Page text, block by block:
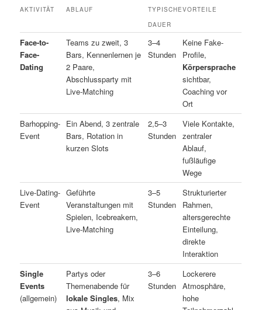
AKTIVITÄT ABLAUF
TYPISCHE
DAUER
VORTEILE
Face-to-
Face-
Dating
Teams zu zweit, 3
Bars, Kennenlernen je
2 Paare,
Abschlussparty mit
Live-Matching
3–4
Stunden
Keine Fake-
Profile,
Körpersprache
sichtbar,
Coaching vor
Ort
Barhopping-
Event
Ein Abend, 3 zentrale
Bars, Rotation in
kurzen Slots
2,5–3
Stunden
Viele Kontakte,
zentraler
Ablauf,
fußläufige
Wege
Live-Dating-
Event
Geführte
Veranstaltungen mit
Spielen, Icebreakern,
Live-Matching
3–5
Stunden
Strukturierter
Rahmen,
altersgerechte
Einteilung,
direkte
Interaktion
Single
Events
(allgemein)
Partys oder
Themenabende für
lokale Singles, Mix
3–6
Stunden
Lockerere
Atmosphäre,
hohe